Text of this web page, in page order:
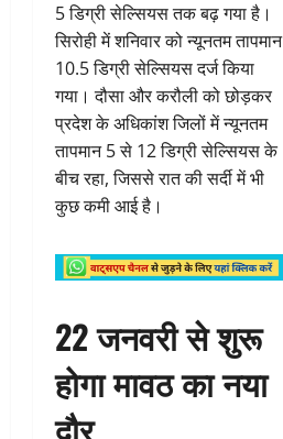
5 डिग्री सेल्सियस तक बढ़ गया है।
सिरोही में शनिवार को न्यूनतम तापमान
10.5 डिग्री सेल्सियस दर्ज किया
गया। दौसा और करौली को छोड़कर
प्रदेश के अधिकांश जिलों में न्यूनतम
तापमान 5 से 12 डिग्री सेल्सियस के
बीच रहा, जिससे रात की सर्दी में भी
कुछ कमी आई है।
22 जनवरी से शुरू
होगा मावठ का नया
दौर